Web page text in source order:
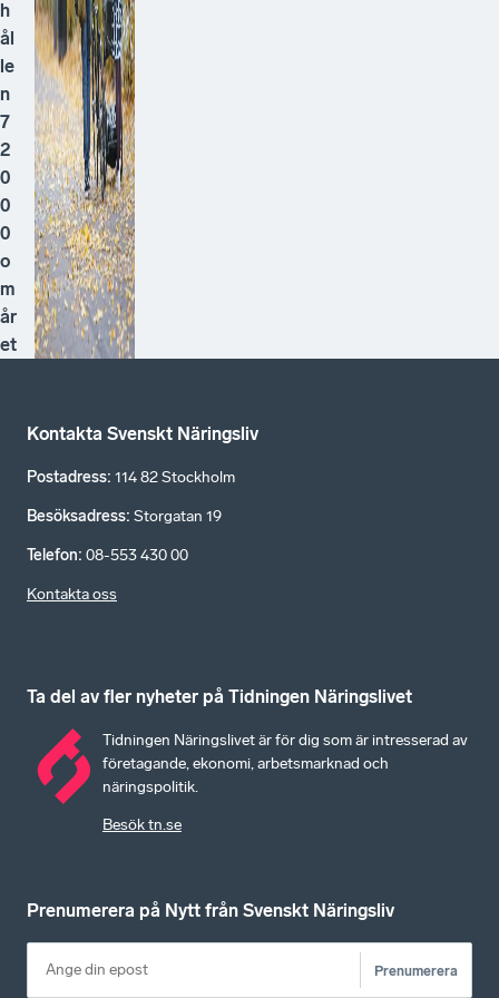
h
ål
le
n
7
2
0
0
0
o
m
år
et
Kontakta Svenskt Näringsliv
Postadress: 114 82 Stockholm
Besöksadress: Storgatan 19
Telefon: 08-553 430 00
Kontakta oss
Ta del av fler nyheter på Tidningen Näringslivet
Tidningen Näringslivet är för dig som är intresserad av
företagande, ekonomi, arbetsmarknad och
näringspolitik.
Besök tn.se
Prenumerera på Nytt från Svenskt Näringsliv
Prenumerera